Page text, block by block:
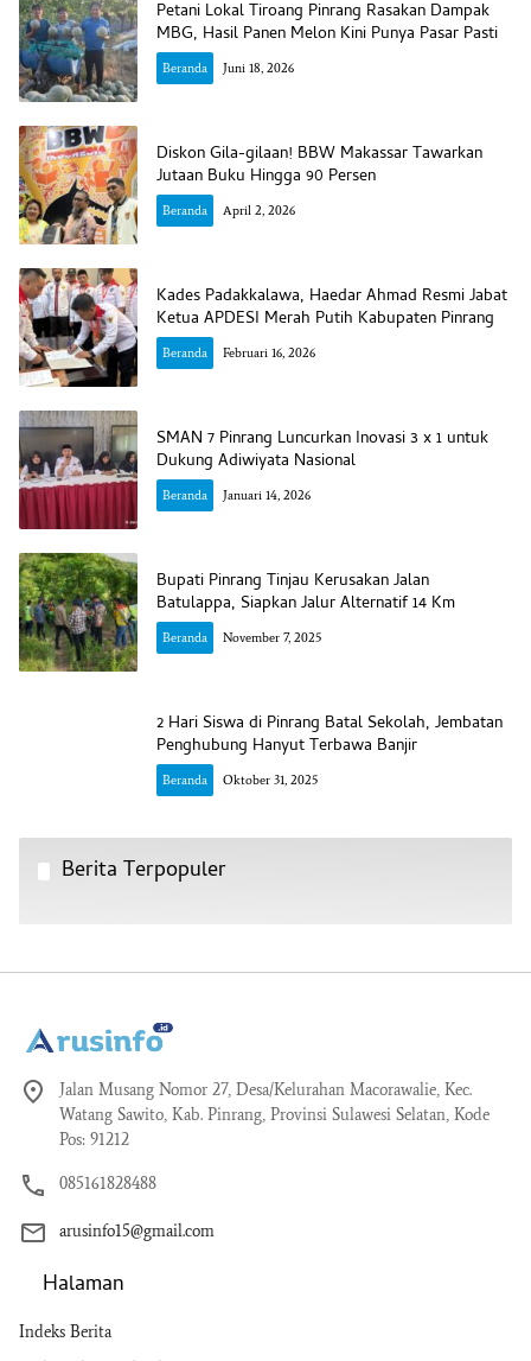
Petani Lokal Tiroang Pinrang Rasakan Dampak
MBG, Hasil Panen Melon Kini Punya Pasar Pasti
Beranda Juni 18, 2026
Diskon Gila-gilaan! BBW Makassar Tawarkan
Jutaan Buku Hingga 90 Persen
Beranda April 2, 2026
Kades Padakkalawa, Haedar Ahmad Resmi Jabat
Ketua APDESI Merah Putih Kabupaten Pinrang
Beranda Februari 16, 2026
SMAN 7 Pinrang Luncurkan Inovasi 3 x 1 untuk
Dukung Adiwiyata Nasional
Beranda Januari 14, 2026
Bupati Pinrang Tinjau Kerusakan Jalan
Batulappa, Siapkan Jalur Alternatif 14 Km
Beranda November 7, 2025
2 Hari Siswa di Pinrang Batal Sekolah, Jembatan
Penghubung Hanyut Terbawa Banjir
Beranda Oktober 31, 2025
Berita Terpopuler
Jalan Musang Nomor 27, Desa/Kelurahan Macorawalie, Kec.
Watang Sawito, Kab. Pinrang, Provinsi Sulawesi Selatan, Kode
Pos: 91212
085161828488
arusinfo15@gmail.com
Halaman
Indeks Berita